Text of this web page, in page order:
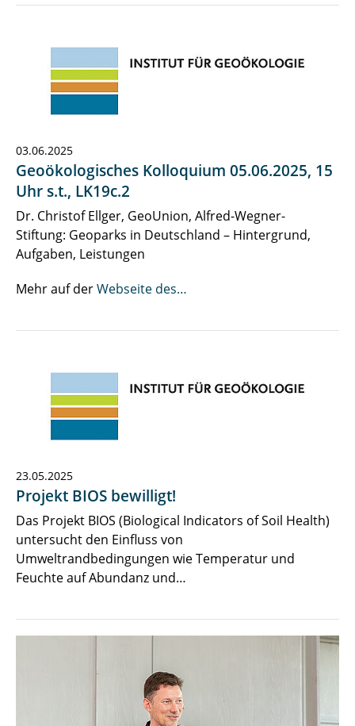
03.06.2025
Geoökologisches Kolloquium 05.06.2025, 15
Uhr s.t., LK19c.2
Dr. Christof Ellger, GeoUnion, Alfred-Wegner-
Stiftung: Geoparks in Deutschland – Hintergrund,
Aufgaben, Leistungen
Mehr auf derWebseite des…
23.05.2025
Projekt BIOS bewilligt!
Das Projekt BIOS (Biological Indicators of Soil Health)
untersucht den Einfluss von
Umweltrandbedingungen wie Temperatur und
Feuchte auf Abundanz und…